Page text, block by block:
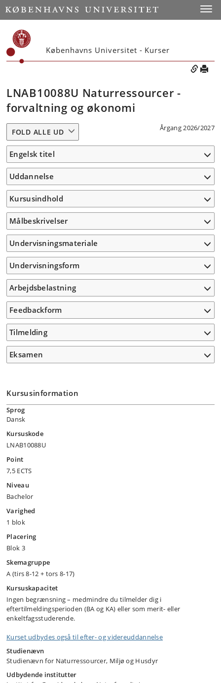
Københavns Universitet - Kurser
LNAB10088U Naturressourcer -
forvaltning og økonomi
Årgang 2026/2027
FOLD ALLE UD
Engelsk titel
Uddannelse
Kursusindhold
Målbeskrivelser
Undervisningsmateriale
Undervisningsform
Arbejdsbelastning
Feedbackform
Tilmelding
Eksamen
Kursusinformation
Sprog
Dansk
Kursuskode
LNAB10088U
Point
7,5 ECTS
Niveau
Bachelor
Varighed
1 blok
Placering
Blok 3
Skemagruppe
A (tirs 8-12 + tors 8-17)
Kursuskapacitet
Ingen begrænsning – medmindre du tilmelder dig i
eftertilmeldingsperioden (BA og KA) eller som merit- eller
enkeltfagsstuderende.
Kurset udbydes også til efter- og videreuddannelse
Studienævn
Studienævn for Naturressourcer, Miljø og Husdyr
Udbydende institutter